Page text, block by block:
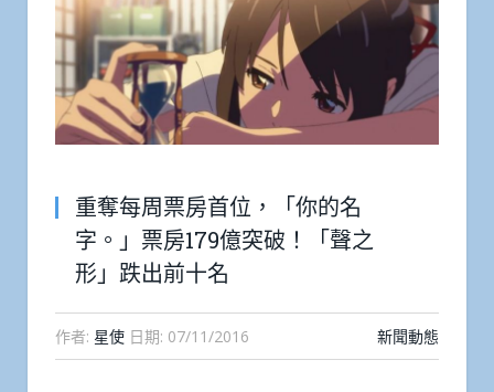
重奪每周票房首位，「你的名
字。」票房179億突破！「聲之
形」跌出前十名
作者: 星使 日期: 07/11/2016 新聞動態